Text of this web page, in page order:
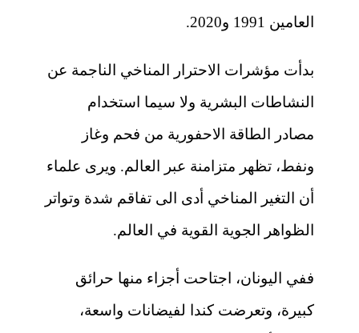
العامين 1991 و2020.
بدأت مؤشرات الاحترار المناخي الناجمة عن
النشاطات البشرية ولا سيما استخدام
مصادر الطاقة الاحفورية من فحم وغاز
ونفط، تظهر متزامنة عبر العالم. ويرى علماء
أن التغير المناخي أدى الى تفاقم شدة وتواتر
الظواهر الجوية القوية في العالم.
ففي اليونان، اجتاحت أجزاء منها حرائق
كبيرة، وتعرضت كندا لفيضانات واسعة،